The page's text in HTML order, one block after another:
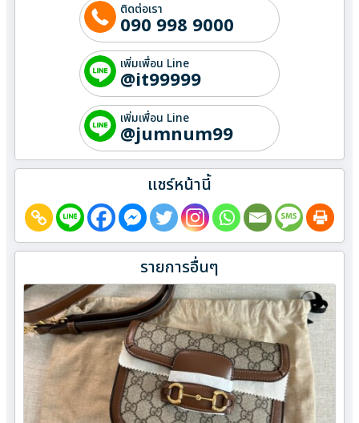
ติดต่อเรา
090 998 9000
เพิ่มเพื่อน Line
@it99999
เพิ่มเพื่อน Line
@jumnum99
แชร์หน้านี้
รายการอื่นๆ